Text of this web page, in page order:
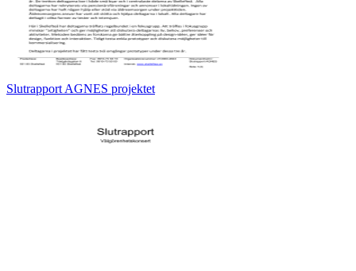
Slutrapport AGNES projektet